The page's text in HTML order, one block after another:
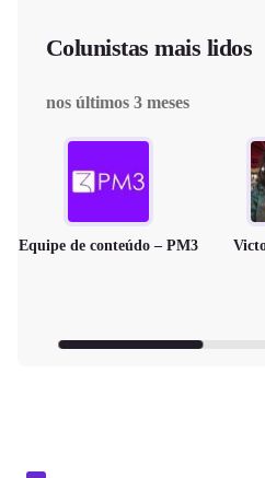
Colunistas mais lidos
nos últimos 3 meses
Equipe de conteúdo – PM3